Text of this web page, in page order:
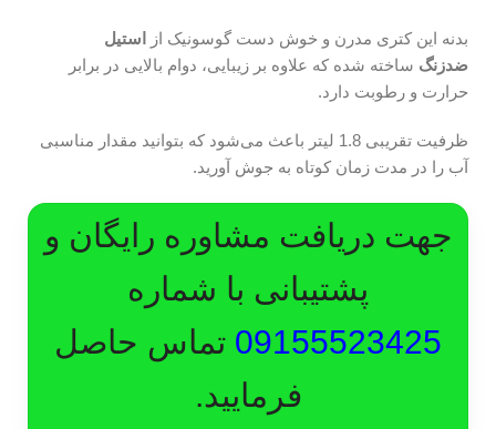
بدنه این کتری مدرن و خوش دست گوسونیک از
استیل
ضدزنگ ساخته شده که علاوه بر زیبایی، دوام بالایی در برابر
حرارت و رطوبت دارد.
ظرفیت تقریبی 1.8 لیتر باعث می‌شود که بتوانید مقدار مناسبی
آب را در مدت زمان کوتاه به جوش آورید.
جهت دریافت مشاوره رایگان و
پشتیبانی با شماره
09155523425 تماس حاصل
فرمایید.